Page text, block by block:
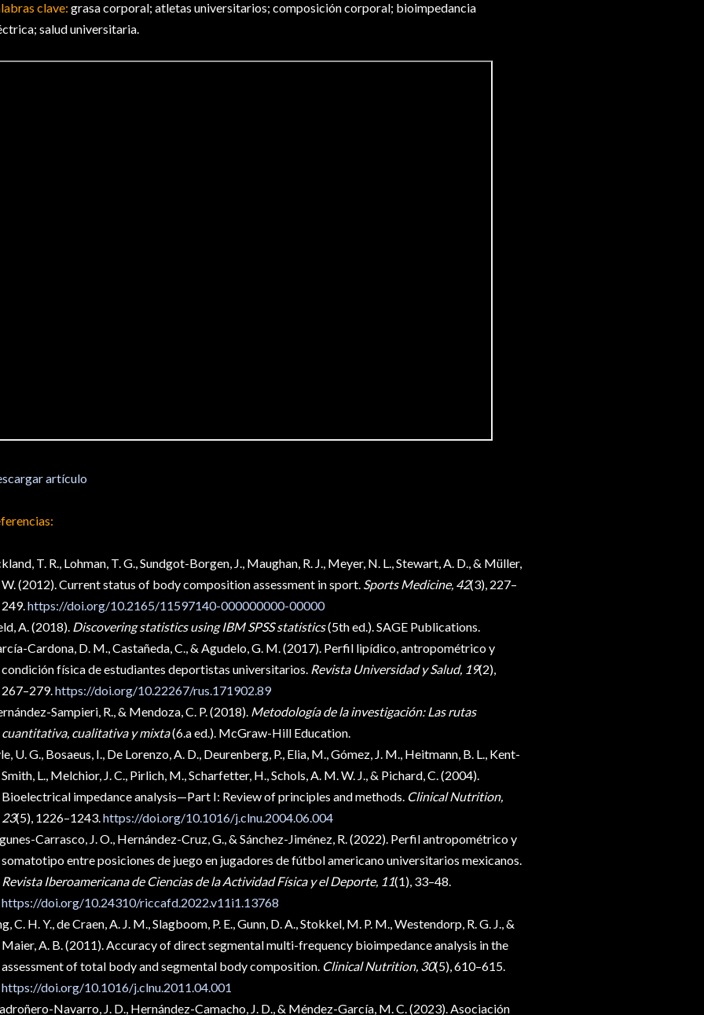
clave: grasa corporal; atletas universitarios; composición corporal; bioimpedancia
salud universitaria.
artículo
T. R., Lohman, T. G., Sundgot-Borgen, J., Maughan, R. J., Meyer, N. L., Stewart, A. D., & Müller,
W. (2012). Current status of body composition assessment in sport. Sports Medicine, 42(3), 227–
249.https://doi.org/10.2165/11597140-000000000-00000
A. (2018). Discovering statistics using IBM SPSS statistics(5th ed.).SAGE Publications.
Cardona, D. M., Castañeda, C., & Agudelo, G. M. (2017). Perfil lipídico, antropométrico y
condición física de estudiantes deportistas universitarios. Revista Universidad y Salud, 19(2),
267–279.https://doi.org/10.22267/rus.171902.89
Sampieri, R., & Mendoza, C. P. (2018). Metodología de la investigación: Las rutas
cuantitativa, cualitativa y mixta(6.a ed.). McGraw-Hill Education.
U. G., Bosaeus, I., De Lorenzo, A. D., Deurenberg, P., Elia, M., Gómez, J. M., Heitmann, B. L., Kent-
Smith, L., Melchior, J. C., Pirlich, M., Scharfetter, H., Schols, A. M. W. J., & Pichard, C. (2004).
Bioelectrical impedance analysis—Part I: Review of principles and methods. Clinical Nutrition,
23(5), 1226–1243.https://doi.org/10.1016/j.clnu.2004.06.004
Carrasco, J. O., Hernández-Cruz, G., & Sánchez-Jiménez, R. (2022). Perfil antropométrico y
somatotipo entre posiciones de juego en jugadores de fútbol americano universitarios mexicanos.
Revista Iberoamericana de Ciencias de la Actividad Física y el Deporte, 11(1), 33–48.
https://doi.org/10.24310/riccafd.2022.v11i1.13768
C. H. Y., de Craen, A. J. M., Slagboom, P. E., Gunn, D. A., Stokkel, M. P. M., Westendorp, R. G. J., &
Maier, A. B. (2011). Accuracy of direct segmental multi-frequency bioimpedance analysis in the
assessment of total body and segmental body composition. Clinical Nutrition, 30(5), 610–615.
https://doi.org/10.1016/j.clnu.2011.04.001
Navarro, J. D., Hernández-Camacho, J. D., & Méndez-García, M. C. (2023). Asociación